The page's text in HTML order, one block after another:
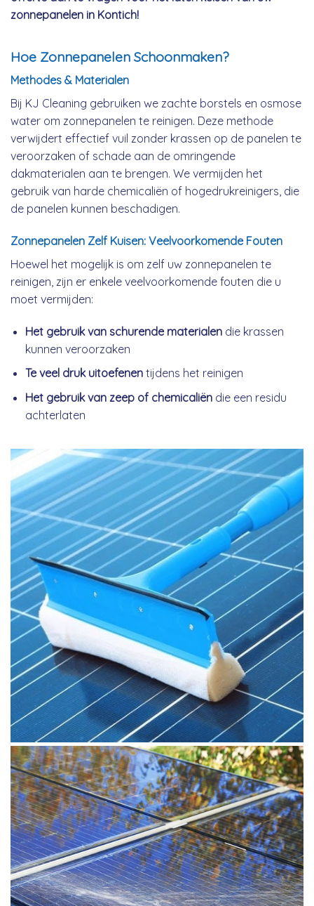
zonnepanelen in Kontich!
Hoe Zonnepanelen Schoonmaken?
Methodes & Materialen
Bij KJ Cleaning gebruiken we zachte borstels en osmose
water om zonnepanelen te reinigen. Deze methode
verwijdert effectief vuil zonder krassen op de panelen te
veroorzaken of schade aan de omringende
dakmaterialen aan te brengen. We vermijden het
gebruik van harde chemicaliën of hogedrukreinigers, die
de panelen kunnen beschadigen.
Zonnepanelen Zelf Kuisen: Veelvoorkomende Fouten
Hoewel het mogelijk is om zelf uw zonnepanelen te
reinigen, zijn er enkele veelvoorkomende fouten die u
moet vermijden:
Het gebruik van schurende materialendie krassen
kunnen veroorzaken
Te veel druk uitoefenentijdens het reinigen
Het gebruik van zeep of chemicaliëndie een residu
achterlaten